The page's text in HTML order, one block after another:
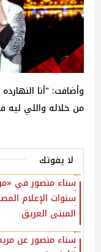
وأضافت: "أنا
من خلاله واللي
لا يفوتك
سناء منصور في
سنوات الإعلام
المبنى العريق
سناء منصور عن